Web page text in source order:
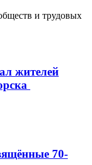
и трудовых
жителей
70-